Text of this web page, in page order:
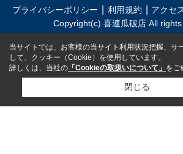
プライバシーポリシー 利用規約 アクセ
Copyright(c) 喜連瓜破店 All rights
当サイトでは、お客様の当サイト利用状況把握、サ
して、クッキー（Cookie）を使用しています。
詳しくは、当社の 「Cookieの取扱いについて」 をご
閉じる